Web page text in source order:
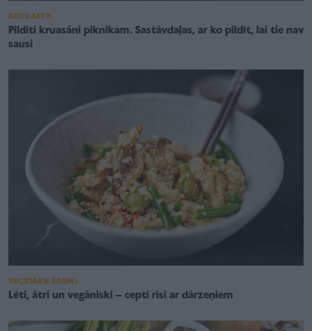
BROKASTIS
Pildīti kruasāni piknikam. Sastāvdaļas, ar ko pildīt, lai tie nav
sausi
VEĢETĀRIE ĒDIENI
Lēti, ātri un vegāniski – cepti rīsi ar dārzeņiem